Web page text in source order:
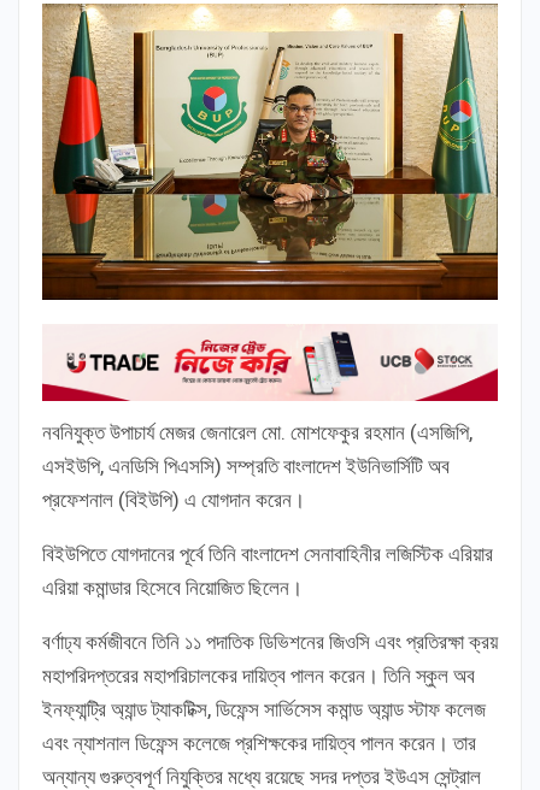
নবনিযুক্ত উপাচার্য মেজর জেনারেল মো. মোশফেকুর রহমান (এসজিপি,
এসইউপি, এনডিসি পিএসসি) সম্প্রতি বাংলাদেশ ইউনিভার্সিটি অব
প্রফেশনাল (বিইউপি) এ যোগদান করেন।
বিইউপিতে যোগদানের পূর্বে তিনি বাংলাদেশ সেনাবাহিনীর লজিস্টিক এরিয়ার
এরিয়া কমান্ডার হিসেবে নিয়োজিত ছিলেন।
বর্ণাঢ্য কর্মজীবনে তিনি ১১ পদাতিক ডিভিশনের জিওসি এবং প্রতিরক্ষা ক্রয়
মহাপরিদপ্তরের মহাপরিচালকের দায়িত্ব পালন করেন। তিনি স্কুল অব
ইনফ্যান্ট্রি অ্যান্ড ট্যাকটিক্স, ডিফেন্স সার্ভিসেস কমান্ড অ্যান্ড স্টাফ কলেজ
এবং ন্যাশনাল ডিফেন্স কলেজে প্রশিক্ষকের দায়িত্ব পালন করেন। তার
অন্যান্য গুরুত্বপূর্ণ নিযুক্তির মধ্যে রয়েছে সদর দপ্তর ইউএস সেন্ট্রাল